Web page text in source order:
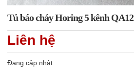
Tủ báo cháy Horing 5 kênh QA12
Liên hệ
Đang cập nhật